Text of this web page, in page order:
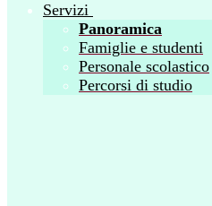
Servizi
Panoramica
Famiglie e studenti
Personale scolastico
Percorsi di studio